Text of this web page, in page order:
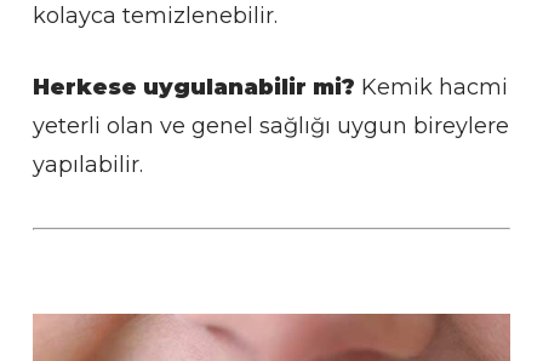
kolayca temizlenebilir.
Herkese uygulanabilir mi? Kemik hacmi
yeterli olan ve genel sağlığı uygun bireylere
yapılabilir.